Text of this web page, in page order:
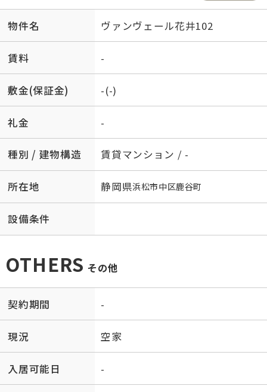
物件名 ヴァンヴェール花井102
賃料 -
敷金(保証金) -(-)
礼金 -
種別 / 建物構造 賃貸マンション / -
所在地 静岡県浜松市中区鹿谷町
設備条件
OTHERS その他
契約期間 -
現況 空家
入居可能日 -